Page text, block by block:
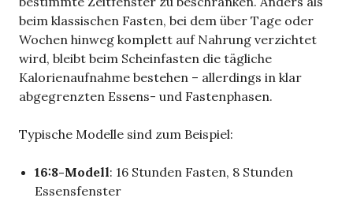
beim klassischen Fasten, bei dem über Tage oder
Wochen hinweg komplett auf Nahrung verzichtet
wird, bleibt beim Scheinfasten die tägliche
Kalorienaufnahme bestehen – allerdings in klar
abgegrenzten Essens- und Fastenphasen.
Typische Modelle sind zum Beispiel:
16:8-Modell: 16 Stunden Fasten, 8 Stunden
Essensfenster